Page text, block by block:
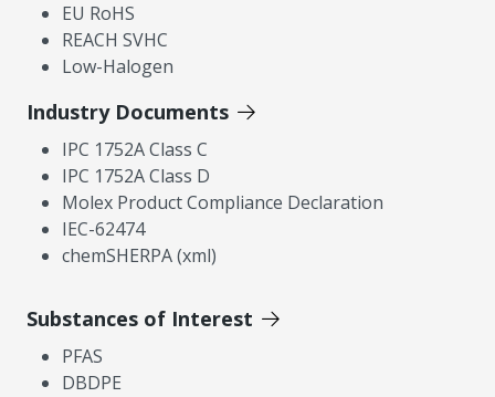
EU RoHS
REACH SVHC
Low-Halogen
Industry Documents
IPC 1752A Class C
IPC 1752A Class D
Molex Product Compliance Declaration
IEC-62474
chemSHERPA (xml)
Substances of Interest
PFAS
DBDPE